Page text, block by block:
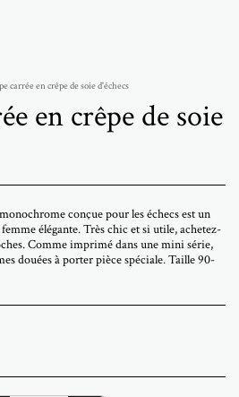
carrée en crêpe de soie d'échecs
en crêpe de soie
conçue pour les échecs est un
élégante. Très chic et si utile, achetez-
Comme imprimé dans une mini série,
douées à porter pièce spéciale. Taille 90-